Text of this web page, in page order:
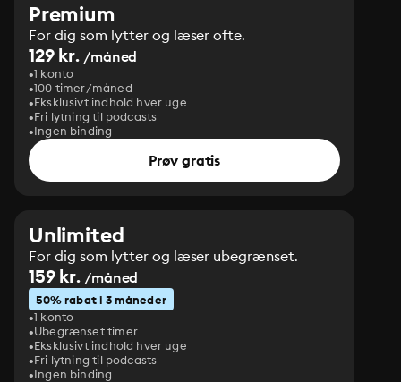
Premium
For dig som lytter og læser ofte.
129 kr. /måned
1 konto
100 timer/måned
Eksklusivt indhold hver uge
Fri lytning til podcasts
Ingen binding
Prøv gratis
Unlimited
For dig som lytter og læser ubegrænset.
159 kr. /måned
50% rabat i 3 måneder
1 konto
Ubegrænset timer
Eksklusivt indhold hver uge
Fri lytning til podcasts
Ingen binding